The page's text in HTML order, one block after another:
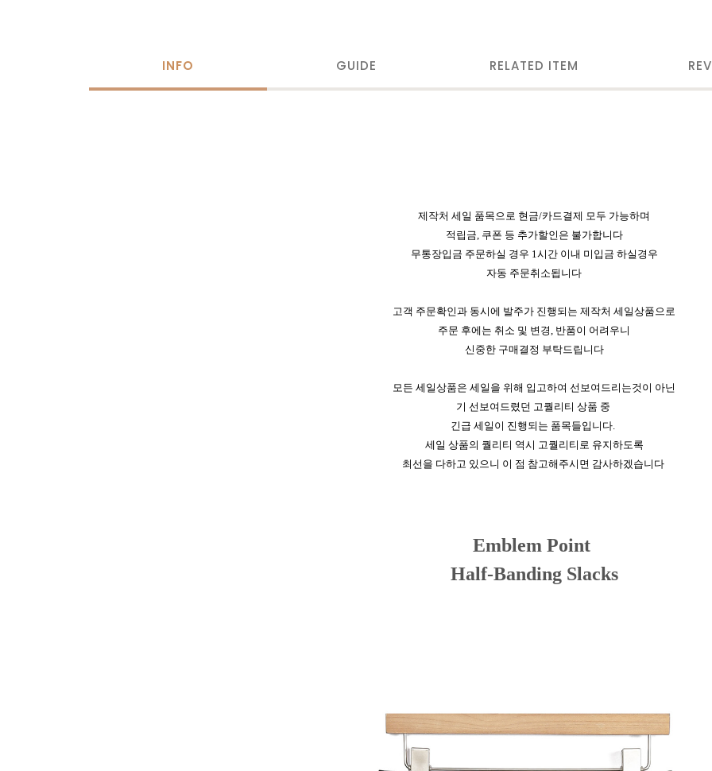
INFO GUIDE RELATED ITEM
제작처 세일 품목으로 현금/카드결제 모두 가능하며
적립금, 쿠폰 등 추가할인은 불가합니다
무통장입금 주문하실 경우 1시간 이내 미입금 하실경우
자동 주문취소됩니다
고객 주문확인과 동시에 발주가 진행되는 제작처 세일상품으로
주문 후에는 취소 및 변경, 반품이 어려우니
신중한 구매결정 부탁드립니다
모든 세일상품은 세일을 위해 입고하여 선보여드리는것이 아닌
기 선보여드렸던 고퀄리티 상품 중
긴급 세일이 진행되는 품목들입니다.
세일 상품의 퀄리티 역시 고퀄리티로 유지하도록
최선을 다하고 있으니 이 점 참고해주시면 감사하겠습니다
Emblem Point
Half-Banding Slacks